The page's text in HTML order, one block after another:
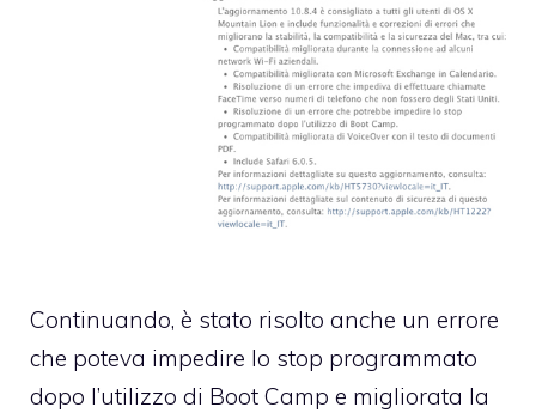
Continuando, è stato risolto anche un errore
che poteva impedire lo stop programmato
dopo l’utilizzo di Boot Camp e migliorata la